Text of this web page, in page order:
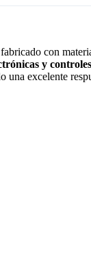
con
y
excelente